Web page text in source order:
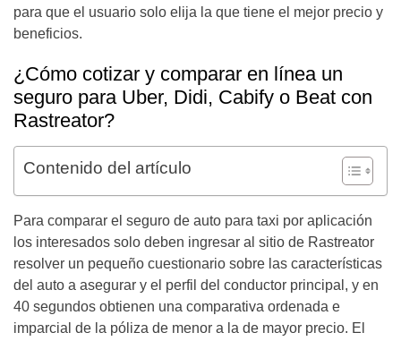
para que el usuario solo elija la que tiene el mejor precio y
beneficios.
¿Cómo cotizar y comparar en línea un
seguro para Uber, Didi, Cabify o Beat con
Rastreator?
Contenido del artículo
Para comparar el seguro de auto para taxi por aplicación
los interesados solo deben ingresar al sitio de Rastreator
resolver un pequeño cuestionario sobre las características
del auto a asegurar y el perfil del conductor principal, y en
40 segundos obtienen una comparativa ordenada e
imparcial de la póliza de menor a la de mayor precio. El